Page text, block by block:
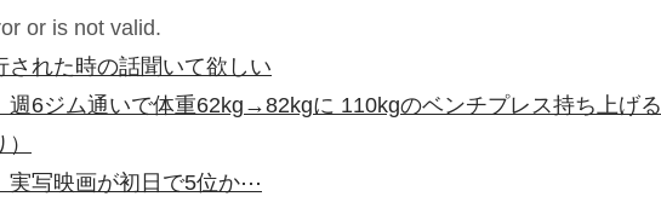
or is not valid.
された時の話聞いて欲しい
週6ジム通いで体重62kg→82kgに 110kgのベンチプレス持ち上げる
実写映画が初日で5位か⋯